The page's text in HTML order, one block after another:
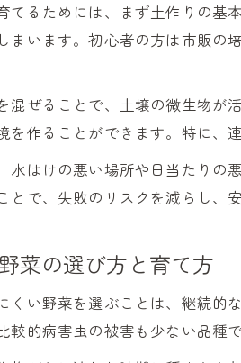
秋か
野
家
てるためには、まず土作りの基
まいます。初心者の方は市販の
混ぜることで、土壌の微生物
を作ることができます。特に、
水はけの悪い場所や日当たりの
とで、失敗のリスクを減らし、
菜の選び方と育て方
くい野菜を選ぶことは、継続的
較的病害虫の被害も少ない品種